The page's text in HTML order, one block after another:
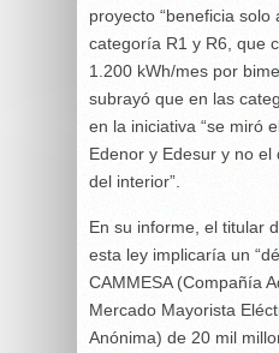
proyecto “beneficia solo
categoría R1 y R6, que
1.200 kWh/mes por
subrayó que en las
en la iniciativa “se miró
Edenor y Edesur y no
del interior”.
En su informe, el titular
esta ley implicaría un
CAMMESA (Compañía
Mercado Mayorista
Anónima) de 20 mil